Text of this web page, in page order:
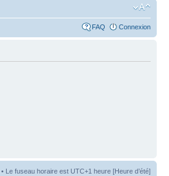
FAQ Connexion
• Le fuseau horaire est UTC+1 heure [Heure d’été]